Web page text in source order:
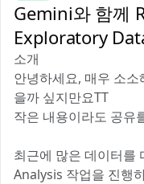
Gemini와 함께
Exploratory
소개
안녕하세요, 매우 소
을까 싶지만요TT
작은 내용이라도 공유
최근에 많은 데이터
Analysis 작업을 진행